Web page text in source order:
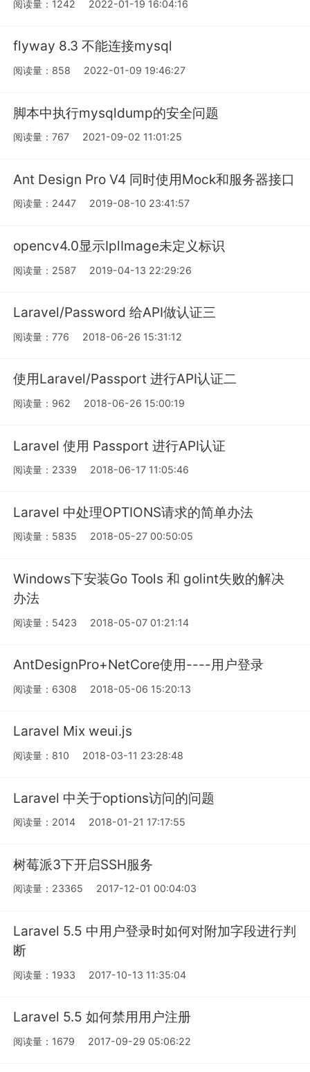
阅读量：1242 2022-01-19 16:04:16
flyway 8.3 不能连接mysql
阅读量：858 2022-01-09 19:46:27
脚本中执行mysqldump的安全问题
阅读量：767 2021-09-02 11:01:25
Ant Design Pro V4 同时使用Mock和服务器接口
阅读量：2447 2019-08-10 23:41:57
opencv4.0显示IplImage未定义标识
阅读量：2587 2019-04-13 22:29:26
Laravel/Password 给API做认证三
阅读量：776 2018-06-26 15:31:12
使用Laravel/Passport 进行API认证二
阅读量：962 2018-06-26 15:00:19
Laravel 使用 Passport 进行API认证
阅读量：2339 2018-06-17 11:05:46
Laravel 中处理OPTIONS请求的简单办法
阅读量：5835 2018-05-27 00:50:05
Windows下安装Go Tools 和 golint失败的解决
办法
阅读量：5423 2018-05-07 01:21:14
AntDesignPro+NetCore使用----用户登录
阅读量：6308 2018-05-06 15:20:13
Laravel Mix weui.js
阅读量：810 2018-03-11 23:28:48
Laravel 中关于options访问的问题
阅读量：2014 2018-01-21 17:17:55
树莓派3下开启SSH服务
阅读量：23365 2017-12-01 00:04:03
Laravel 5.5 中用户登录时如何对附加字段进行判
断
阅读量：1933 2017-10-13 11:35:04
Laravel 5.5 如何禁用用户注册
阅读量：1679 2017-09-29 05:06:22